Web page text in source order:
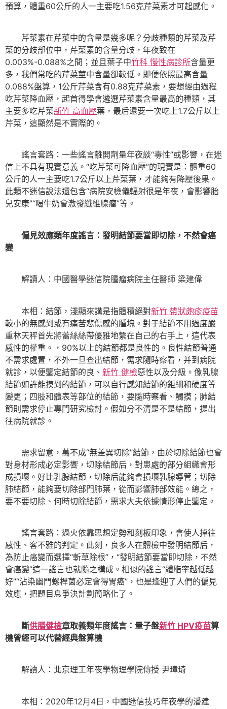
預算，體重60公斤的人一主要吃1.56克芹菜素才可起感化。
芹菜素在芹菜中的含量是幾多呢？分歧種類的芹菜及芹
菜的分歧部位中，芹菜素的含量分歧，年夜致在
0.003%-0.088%之間；並且葉子中竹科 慢性病診所含量更
多，我們常吃的芹菜莖中含量卻較低。即便依照最高含量
0.088%盤算，1公斤芹菜含有0.88克芹菜素，要想經由過程
吃芹菜降血壓，起首得學會遴選芹菜素含量最高的種類，其
主要多吃芹菜新竹 高血壓葉，最后還要一次吃上1.7公斤以上
芹菜，這顯然是不實際的。
謠言套路：一些謠言離開劑量年夜談“毒性”或影響，在迷
信上不具有現實意義。“吃芹菜可降血壓”的現實是：體重60
公斤的人一主要吃1.7公斤以上芹菜葉，才能夠有降壓後果。
此類不迷信說法還包含“病院安檢儀輻射很是年夜，會影響胎
兒安康”“喝牛奶會激發纖維腺瘤”等。
偏見效應類年度謠言：發明結節要當即切除，不然會癌
變
解讀人：中國醫學迷信院腫瘤病院主任醫師 梁建偉
本相：結節，淺顯來講是指體積絕對新竹 帶狀皰疹疫苗
較小的無感到或有痛苦悲傷感的腫塊。對于結節不用過度嚴
重林天秤首先將蕾絲絲帶優雅地繫在自己的右手上，這代表
感性的權重。，90%以上的結節都是良性的。良性結節普通
不需求處置，不外一旦查出結節，需求隨時察看，并到病院
就診，以便鑒定結節的良、 新竹 健檢惡性以及分級。像乳腺
結節如許能摸到的結節，可以自行感知結節的鉅細和硬度等
變更；四肢和體表等部位的結節，要隨時察看、觸摸；肺結
節則需求停止專門研究檢討。假如分不清是不是結節，提出
往病院就診。
需求留意，萬不成“無差異切除”結節，由於切除結節也會
對身材形成必定影響，切除結節后，對患處的部分組織會形
成損壞。好比乳腺結節，切除后能夠會損壞乳腺導管；切除
肺結節，能夠要切除部門肺葉，從而影響肺部效能。總之，
要不要切除、何時切除結節，需求大夫依據情形停止鑒定。
謠言套路：過火依靠思想定勢和刻板印象，會使人掉往
感性、客不雅的判定。此刻，良多人在體檢中發明結節后，
為防止癌變而選擇“斬草除根”，“發明結節要當即切除，不然
會癌變”這一謠言也就隨之構成。相似的謠言“體脂率越低越
好”“沾染幽門螺桿菌必定會得胃癌”，也是逢迎了人們的偏見
效應，把題目息爭決計劃簡略化了。
斷供膳健檢章取義類年度謠言：量子盤新竹 HPV疫苗算
機曾經可以代替經典盤算機
解讀人：北京理工年夜學物理學院傳授 尹璋琦
本相：2020年12月4日，中國迷信技巧年夜學的潘建